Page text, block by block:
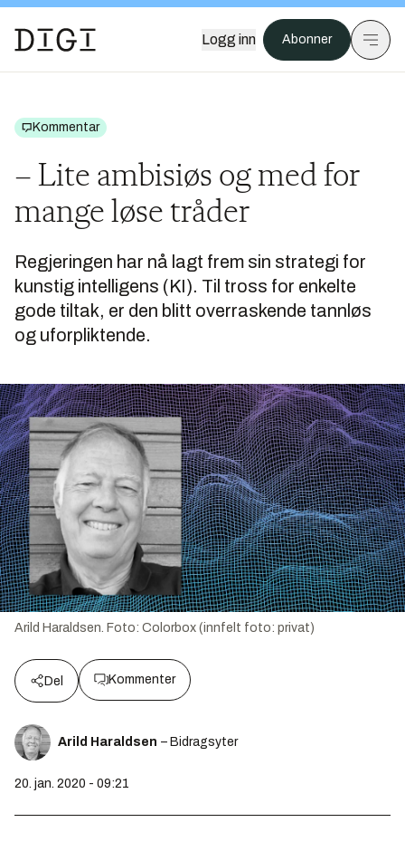
Logg inn Abonner
Kommentar
– Lite ambisiøs og med for
mange løse tråder
Regjeringen har nå lagt frem sin strategi for
kunstig intelligens (KI). Til tross for enkelte
gode tiltak, er den blitt overraskende tannløs
og uforpliktende.
Arild Haraldsen. Foto: Colorbox (innfelt foto: privat)
Del Kommenter
Arild Haraldsen – Bidragsyter
20. jan. 2020 - 09:21